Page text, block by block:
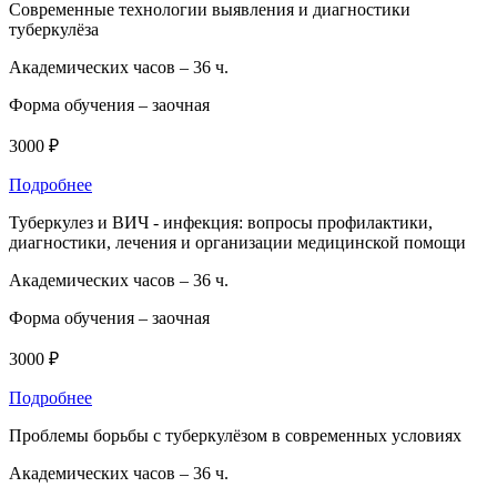
Современные технологии выявления и диагностики
туберкулёза
Академических часов – 36 ч.
Форма обучения – заочная
3000 ₽
Подробнее
Туберкулез и ВИЧ - инфекция: вопросы профилактики,
диагностики, лечения и организации медицинской помощи
Академических часов – 36 ч.
Форма обучения – заочная
3000 ₽
Подробнее
Проблемы борьбы с туберкулёзом в современных условиях
Академических часов – 36 ч.